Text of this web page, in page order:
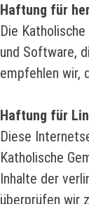
Haftung für
Die
und Software,
empfehlen wir,
Haftung für
Diese
Katholische
Inhalte der
überprüfen wir